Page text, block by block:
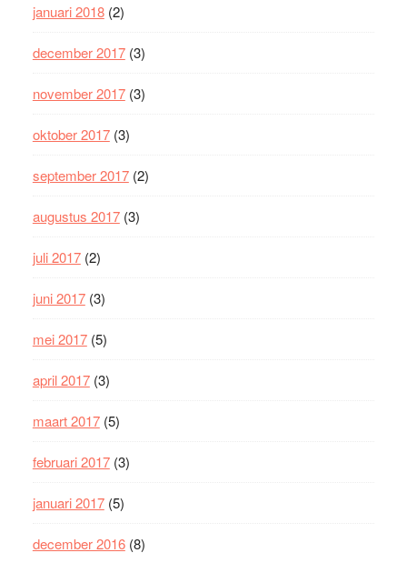
januari 2018(2)
december 2017(3)
november 2017(3)
oktober 2017(3)
september 2017(2)
augustus 2017(3)
juli 2017(2)
juni 2017(3)
mei 2017(5)
april 2017(3)
maart 2017(5)
februari 2017(3)
januari 2017(5)
december 2016(8)